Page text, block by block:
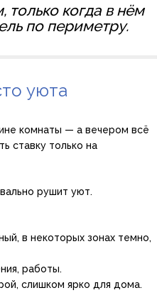
когда в нём
по периметру.
уюта
комнаты — а вечером всё
ставку только на
рушит уют.
в некоторых зонах темно,
работы.
слишком ярко для дома.